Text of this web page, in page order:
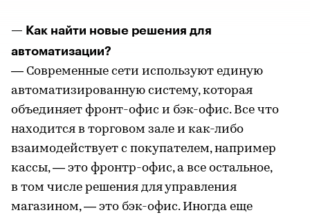
— Как найти новые решения для
автоматизации?
— Современные сети используют единую
автоматизированную систему, которая
объединяет фронт-офис и бэк-офис. Все что
находится в торговом зале и как-либо
взаимодействует с покупателем, например
кассы, — это фронтр-офис, а все остальное,
в том числе решения для управления
магазином, — это бэк-офис. Иногда еще